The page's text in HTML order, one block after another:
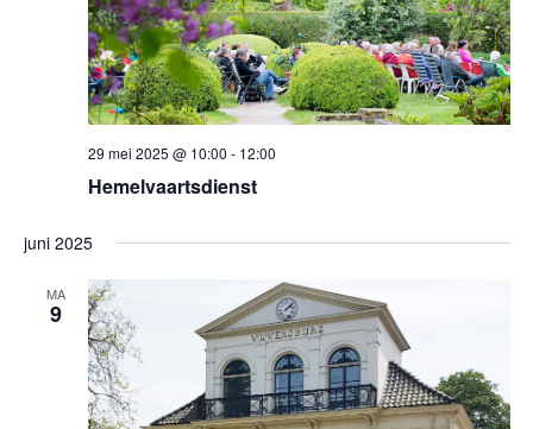
Hemelvaartsdienst
29 mei 2025 @ 10:00 - 12:00
juni 2025
MA
9